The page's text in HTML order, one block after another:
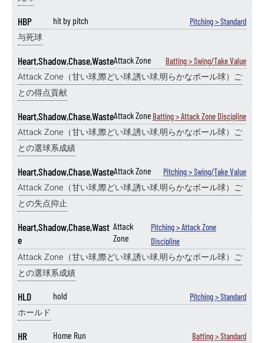
HBP hit by pitch Pitching > Standard
与死球
Heart,Shadow,Chase,WasteAttack Zone Batting > Swing/Take Value
Attack Zone（甘い球,際どい球,誘い球,明らかなボール球）ご
との得点貢献
Heart,Shadow,Chase,WasteAttack Zone Batting > Attack Zone Discipline
Attack Zone（甘い球,際どい球,誘い球,明らかなボール球）ご
との選球系成績
Heart,Shadow,Chase,WasteAttack Zone Pitching > Swing/Take Value
Attack Zone（甘い球,際どい球,誘い球,明らかなボール球）ご
との失点抑止
Heart,Shadow,Chase,Wast
e
Attack
Zone
Pitching > Attack Zone
Discipline
Attack Zone（甘い球,際どい球,誘い球,明らかなボール球）ご
との選球系成績
HLD hold Pitching > Standard
ホールド
HR Home Run Batting > Standard